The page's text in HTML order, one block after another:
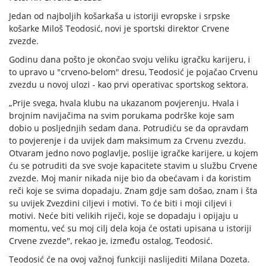
Jedan od najboljih košarkaša u istoriji evropske i srpske
košarke Miloš Teodosić, novi je sportski direktor Crvene
zvezde.
Godinu dana pošto je okončao svoju veliku igračku karijeru, i
to upravo u "crveno-belom" dresu, Teodosić je pojačao Crvenu
zvezdu u novoj ulozi - kao prvi operativac sportskog sektora.
„Prije svega, hvala klubu na ukazanom povjerenju. Hvala i
brojnim navijačima na svim porukama podrške koje sam
dobio u posljednjih sedam dana. Potrudiću se da opravdam
to povjerenje i da uvijek dam maksimum za Crvenu zvezdu.
Otvaram jedno novo poglavlje, poslije igračke karijere, u kojem
ću se potruditi da sve svoje kapacitete stavim u službu Crvene
zvezde. Moj manir nikada nije bio da obećavam i da koristim
reči koje se svima dopadaju. Znam gdje sam došao, znam i šta
su uvijek Zvezdini ciljevi i motivi. To će biti i moji ciljevi i
motivi. Neće biti velikih riječi, koje se dopadaju i opijaju u
momentu, već su moj cilj dela koja će ostati upisana u istoriji
Crvene zvezde", rekao je, između ostalog, Teodosić.
Teodosić će na ovoj važnoj funkciji naslijediti Milana Dozeta.